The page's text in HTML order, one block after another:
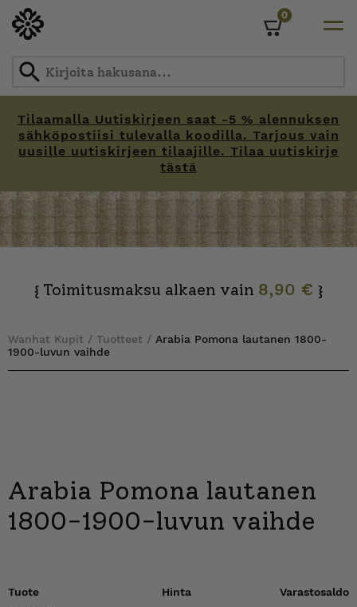
Tilaamalla Uutiskirjeen saat -5 % alennuksen
sähköpostiisi tulevalla koodilla. Tarjous vain
uusille uutiskirjeen tilaajille. Tilaa uutiskirje
tästä
0
{ Toimitusmaksu alkaen vain 8,90 € }
Wanhat Kupit / Tuotteet / Arabia Pomona lautanen 1800-
1900-luvun vaihde
Arabia Pomona lautanen
1800-1900-luvun vaihde
Tuote Hinta Varastosaldo